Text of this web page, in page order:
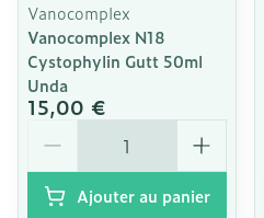
Vanocomplex
Vanocomplex N18
Cystophylin Gutt 50ml
Unda
15,00 €
Ajouter au panier